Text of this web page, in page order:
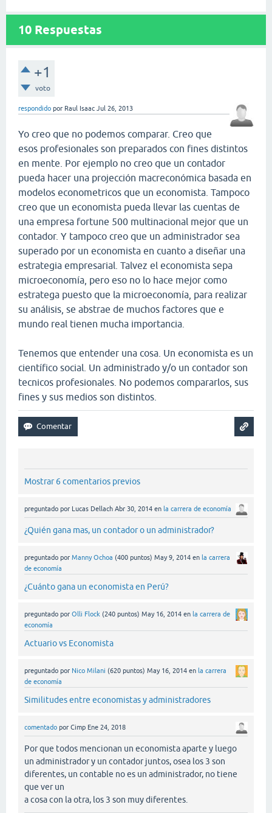
10 Respuestas
+1
voto
respondido por Raul Isaac Jul 26, 2013
Yo creo que no podemos comparar. Creo que
esos profesionales son preparados con fines distintos
en mente. Por ejemplo no creo que un contador
pueda hacer una projección macreconómica basada en
modelos econometricos que un economista. Tampoco
creo que un economista pueda llevar las cuentas de
una empresa fortune 500 multinacional mejor que un
contador. Y tampoco creo que un administrador sea
superado por un economista en cuanto a diseñar una
estrategia empresarial. Talvez el economista sepa
microeconomía, pero eso no lo hace mejor como
estratega puesto que la microeconomía, para realizar
su análisis, se abstrae de muchos factores que e
mundo real tienen mucha importancia.
Tenemos que entender una cosa. Un economista es un
científico social. Un administrado y/o un contador son
tecnicos profesionales. No podemos compararlos, sus
fines y sus medios son distintos.
Mostrar 6 comentarios previos
preguntado por Lucas Dellach Abr 30, 2014 en la carrera de economía
¿Quién gana mas, un contador o un administrador?
preguntado por Manny Ochoa (400 puntos) May 9, 2014 en la carrera
de economía
¿Cuánto gana un economista en Perú?
preguntado por Olli Flock (240 puntos) May 16, 2014 en la carrera de
economía
Actuario vs Economista
preguntado por Nico Milani (620 puntos) May 16, 2014 en la carrera
de economía
Similitudes entre economistas y administradores
comentado por Cimp Ene 24, 2018
Por que todos mencionan un economista aparte y luego
un administrador y un contador juntos, osea los 3 son
diferentes, un contable no es un administrador, no tiene
que ver un
a cosa con la otra, los 3 son muy diferentes.